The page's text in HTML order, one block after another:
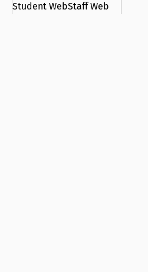
Student WebStaff Web